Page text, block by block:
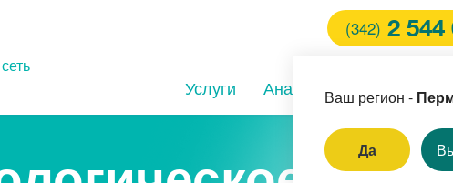
(342) 2 544
Ваш регион -
Да
Услуги Анализы Клиники